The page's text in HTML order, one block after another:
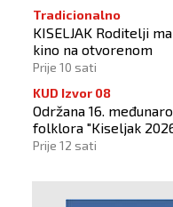
Tradicionalno
KISELJAK Roditelji
kino na otvorenom
Prije 10 sati
KUD Izvor 08
Održana 16.
folklora "Kiseljak
Prije 12 sati